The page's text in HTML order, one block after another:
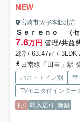
NEW
宮崎市大字本郷北方
Ｓｅｒｅｎｏ （セ
7.6万円 管理/共益
2階 / 63.47㎡ / 3LDK
日南線「田吉」駅
バス・トイレ別 室
TVモニタ付インター
礼0 即入居可 新築